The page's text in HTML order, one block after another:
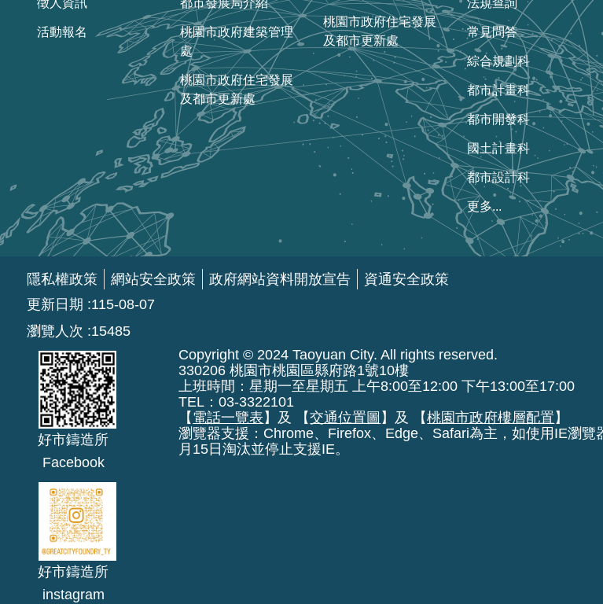
徵人資訊
活動報名
都市發展局介紹
桃園市政府建築管理
處
桃園市政府住宅發展
及都市更新處
桃園市政府住宅發展
及都市更新處
法規查詢
常見問答
綜合規劃科
都市計畫科
都市開發科
國土計畫科
都市設計科
更多...
隱私權政策 網站安全政策 政府網站資料開放宣告
資通安全政策
更新日期
115-08-07
瀏覽人次
15485
好市鑄造所
Facebook
好市鑄造所
instagram
Copyright © 2024 Taoyuan City. All rights reserved.
330206 桃園市桃園區縣府路1號10樓
上班時間：星期一至星期五 上午8:00至12:00 下午13:00至17:00
TEL：03-3322101
【 電話一覽表 】及 【交通位置圖 】及 【桃園市政府樓層配置 】
瀏覽器支援：Chrome、Firefox、Edge、Safari為主，如使用IE瀏
月15日淘汰並停止支援IE。